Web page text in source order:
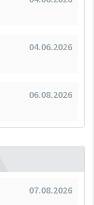
04.06.2026
06.08.2026
07.08.2026